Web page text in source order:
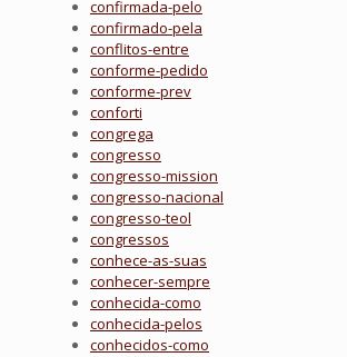
confirmada-pelo
confirmado-pela
conflitos-entre
conforme-pedido
conforme-prev
conforti
congrega
congresso
congresso-mission
congresso-nacional
congresso-teol
congressos
conhece-as-suas
conhecer-sempre
conhecida-como
conhecida-pelos
conhecidos-como